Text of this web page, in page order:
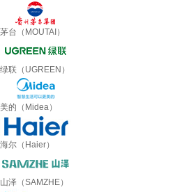
茅台（MOUTAI）
绿联（UGREEN）
美的（Midea）
海尔（Haier）
山泽（SAMZHE）